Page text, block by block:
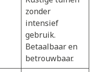
zonder
intensief
gebruik.
Betaalbaar en
betrouwbaar.